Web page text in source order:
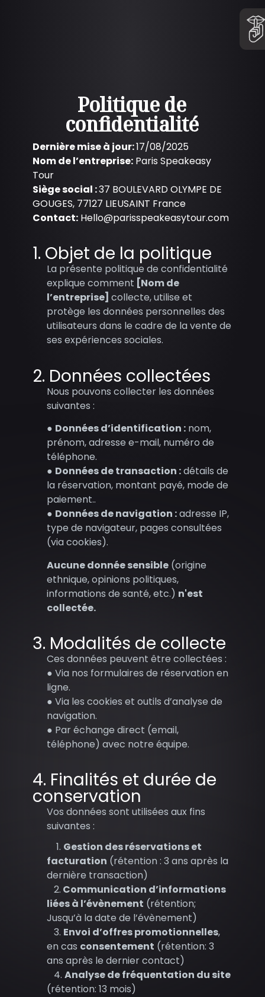
Politique de
confidentialité
Dernière mise à jour:17/08/2025
Nom de l’entreprise:Paris Speakeasy
Tour
Siège social :37 BOULEVARD OLYMPE DE
GOUGES, 77127 LIEUSAINT France
Contact:Hello@parisspeakeasytour.com
1. Objet de la politique
La présente politique de confidentialité
explique comment [Nom de
l’entreprise] collecte, utilise et
protège les données personnelles des
utilisateurs dans le cadre de la vente de
ses expériences sociales.
2. Données collectées
Nous pouvons collecter les données
suivantes :
● Données d’identification :nom,
prénom, adresse e-mail, numéro de
téléphone.
● Données de transaction :détails de
la réservation, montant payé, mode de
paiement..
● Données de navigation :adresse IP,
type de navigateur, pages consultées
(via cookies).
Aucune donnée sensible(origine
ethnique, opinions politiques,
informations de santé, etc.) n'est
collectée.
3. Modalités de collecte
Ces données peuvent être collectées :
● Via nos formulaires de réservation en
ligne.
● Via les cookies et outils d’analyse de
navigation.
● Par échange direct (email,
téléphone) avec notre équipe.
4. Finalités et durée de
conservation
Vos données sont utilisées aux fins
suivantes :
1. Gestion des réservations et
facturation (rétention : 3 ans après la
dernière transaction)
2. Communication d’informations
liées à l’évènement (rétention;
Jusqu’à la date de l’évènement)
3. Envoi d’offres promotionnelles,
en cas consentement (rétention: 3
ans après le dernier contact)
4. Analyse de fréquentation du site
(rétention: 13 mois)